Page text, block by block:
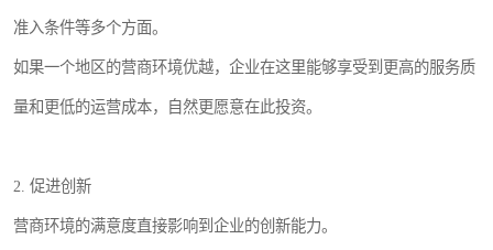
准入条件等多个方面。
如果一个地区的营商环境优越，企业在这里能够享受到更高的服务质
量和更低的运营成本，自然更愿意在此投资。
2. 促进创新
营商环境的满意度直接影响到企业的创新能力。